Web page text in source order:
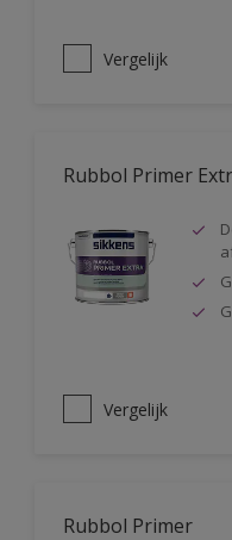
Vergelijk
Rubbol Primer
Vergelijk
Rubbol Primer